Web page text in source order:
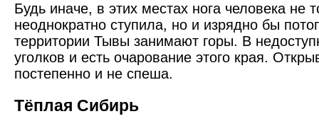
Будь иначе, в этих местах нога человека не
неоднократно ступила, но и изрядно бы
территории Тывы занимают горы. В
уголков и есть очарование этого края.
постепенно и не спеша.
Тёплая Сибирь